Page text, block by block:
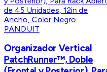
PANDUIT
Organizador Vertical
PatchRunner™, Doble